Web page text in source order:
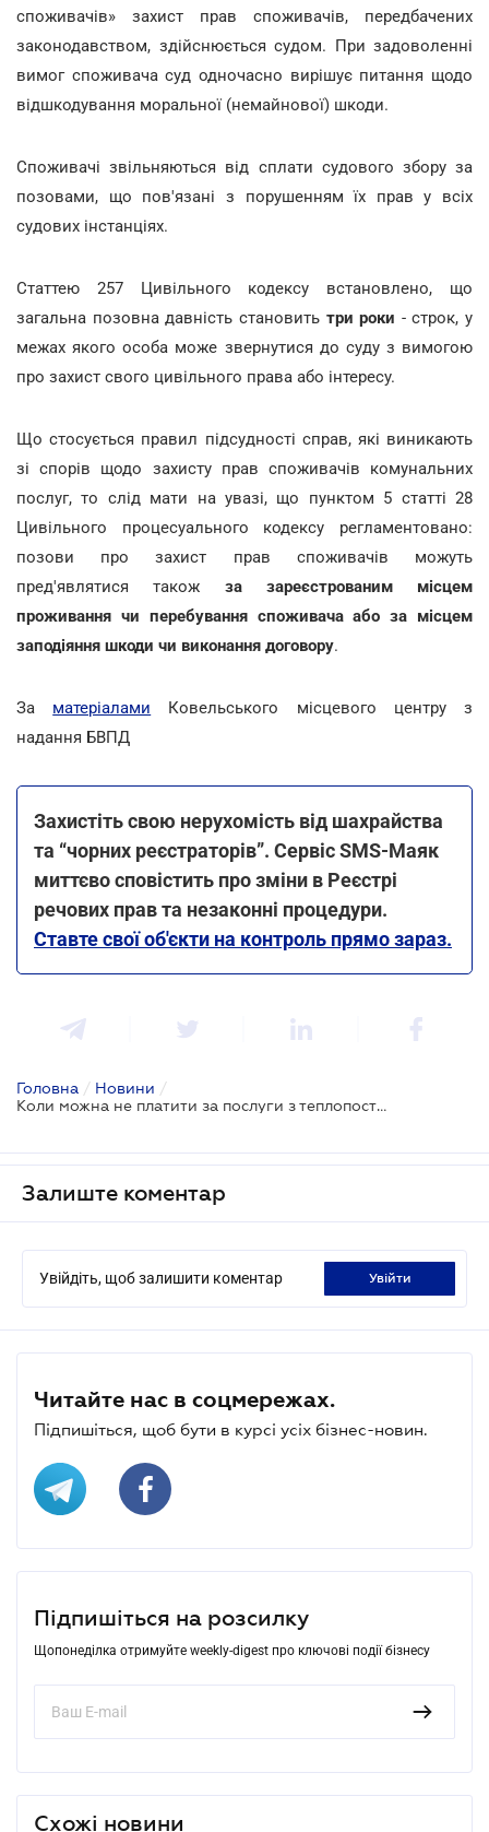
споживачів» захист прав споживачів, передбачених
законодавством, здійснюється судом. При задоволенні
вимог споживача суд одночасно вирішує питання щодо
відшкодування моральної (немайнової) шкоди.
Споживачі звільняються від сплати судового збору за
позовами, що пов'язані з порушенням їх прав у всіх
судових інстанціях.
Статтею 257 Цивільного кодексу встановлено, що
загальна позовна давність становитьтри роки - строк, у
межах якого особа може звернутися до суду з вимогою
про захист свого цивільного права або інтересу.
Що стосується правил підсудності справ, які виникають
зі спорів щодо захисту прав споживачів комунальних
послуг, то слід мати на увазі, що пунктом 5 статті 28
Цивільного процесуального кодексу регламентовано:
позови про захист прав споживачів можуть
пред'являтися також за зареєстрованим місцем
проживання чи перебування споживача або за місцем
заподіяння шкоди чи виконання договору.
За матеріалами Ковельського місцевого центру з
надання БВПД
Захистіть свою нерухомість від шахрайства
та “чорних реєстраторів”. Сервіс SMS-Маяк
миттєво сповістить про зміни в Реєстрі
речових прав та незаконні процедури.
Ставте свої об'єкти на контроль прямо зараз.
Головна / Новини /
Коли можна не платити за послуги з теплопостачання
Залиште коментар
Увійдіть, щоб залишити коментар увійти
Читайте нас в соцмережах.
Підпишіться, щоб бути в курсі усіх бізнес-новин.
Підпишіться на розсилку
Щопонеділка отримуйте weekly-digest про ключові події бізнесу
Схожі новини